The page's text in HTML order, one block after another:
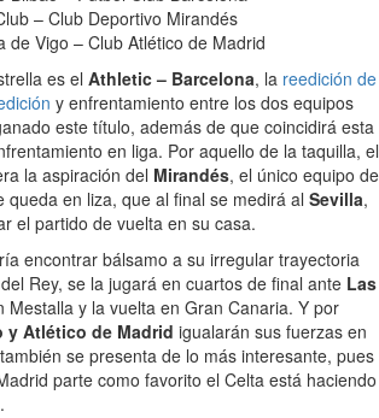
– Club Deportivo Mirandés
de Vigo – Club Atlético de Madrid
es el Athletic – Barcelona, la reedición de
y enfrentamiento entre los dos equipos
este título, además de que coincidirá esta
en liga. Por aquello de la taquilla, el
la aspiración del Mirandés, el único equipo de
queda en liza, que al final se medirá al Sevilla,
el partido de vuelta en su casa.
encontrar bálsamo a su irregular trayectoria
Rey, se la jugará en cuartos de final ante Las
Mestalla y la vuelta en Gran Canaria. Y por
y Atlético de Madrid igualarán sus fuerzas en
se presenta de lo más interesante, pues
parte como favorito el Celta está haciendo